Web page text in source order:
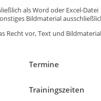
als Word oder Excel-Datei
Bildmaterial
Recht vor, Text und
Termine
Trainingszeiten